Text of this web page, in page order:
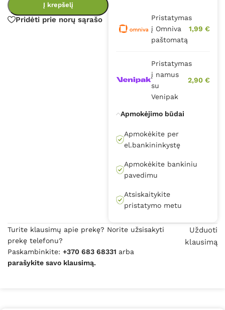
Į krepšelį
Pridėti prie norų sąrašo
Pristatymas
į Omniva
paštomatą
1,99 €
Pristatymas
į namus
su
Venipak
2,90 €
Apmokėjimo būdai
Apmokėkite per
el.bankininkystę
Apmokėkite bankiniu
pavedimu
Atsiskaitykite
pristatymo metu
Turite klausimų apie prekę? Norite užsisakyti
prekę telefonu?
Paskambinkite: +370 683 68331 arba
parašykite savo klausimą.
Užduoti
klausimą